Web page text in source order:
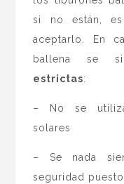
si no están,
aceptarlo. En
ballena se
estrictas:
– No se
solares
– Se nada
seguridad puesto